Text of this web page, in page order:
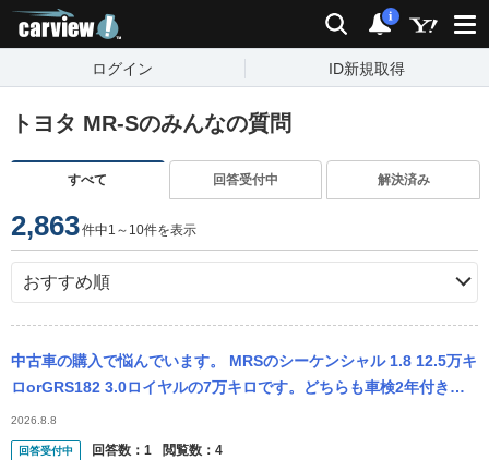
検索 通知
i
ログイン ID新規取得
トヨタ MR-Sのみんなの質問
すべて 回答受付中 解決済み
2,863件中1～10件を表示
中古車の購入で悩んでいます。 MRSのシーケンシャル 1.8 12.5万キ
ロorGRS182 3.0ロイヤルの7万キロです。どちらも車検2年付き納
車です。 どちらもいい車なのは分かります。 ...
2026.8.8
回答受付中 回答数： 1 閲覧数： 4